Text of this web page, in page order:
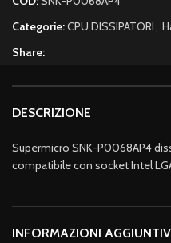
Categorie:CPU DISSIPATORI,
Share:
DESCRIZIONE
Supermicro SNK-P0068AP4
compatibile con socket Intel
INFORMAZIONI